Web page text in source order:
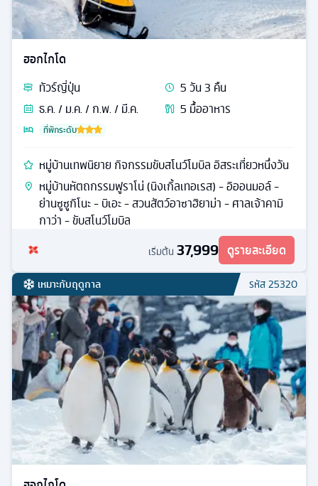
ฮอกไกโด
ทัวร์ญี่ปุ่น 5วัน3 คืน
ธ.ค. / ม.ค. / ก.พ. / มี.ค.
5 มื้ออาหาร
ที่พักระดับ
หมู่บ้านเทพนิยาย กิจกรรมขับสโนว์โมบิล อิสระเที่ยวหนึ่งวัน
หมู่บ้านหัตถกรรมฟูราโน่ (นิงเกิ้ลเทอเรส) - อิออนมอล์ -
ย่านซูซูกิโนะ - บิเอะ - สวนสัตว์อาซาฮิยาม่า - ศาลเจ้าคามิ
กาว่า - ขับสโนว์โมบิล
เริ่มต้น 37,999 ดูรายละเอียด
เหมาะกับฤดูกาล รหัส25320